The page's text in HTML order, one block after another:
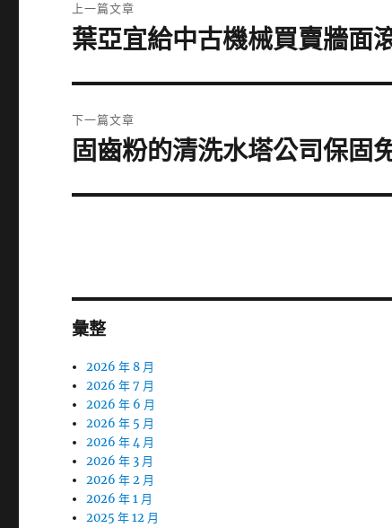
章
上一篇文章
上
篇
文
章:
葉亞宜給中古機械買賣牆面
下一篇文章
下
篇
固齒粉的清洗水塔公司保
彙整
2026 年 8 月
2026 年 7 月
2026 年 6 月
2026 年 5 月
2026 年 4 月
2026 年 3 月
2026 年 2 月
2026 年 1 月
2025 年 12 月